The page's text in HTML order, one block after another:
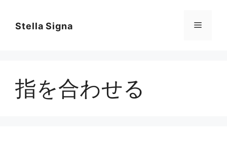
Stella Signa メ
指を合わせる